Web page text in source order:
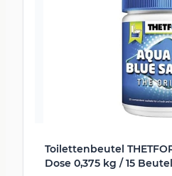
Toilettenbeutel
Dose 0,375 kg / 15 Beutel